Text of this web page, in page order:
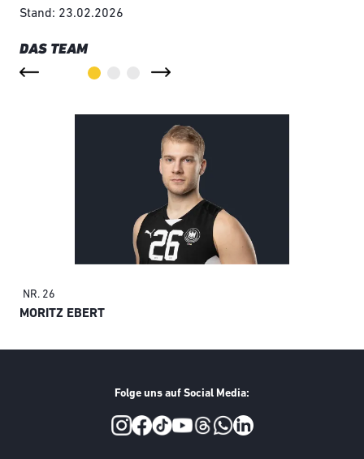
Stand: 23.02.2026
DAS TEAM
NR. 26
MORITZ EBERT
Folge uns auf Social Media: